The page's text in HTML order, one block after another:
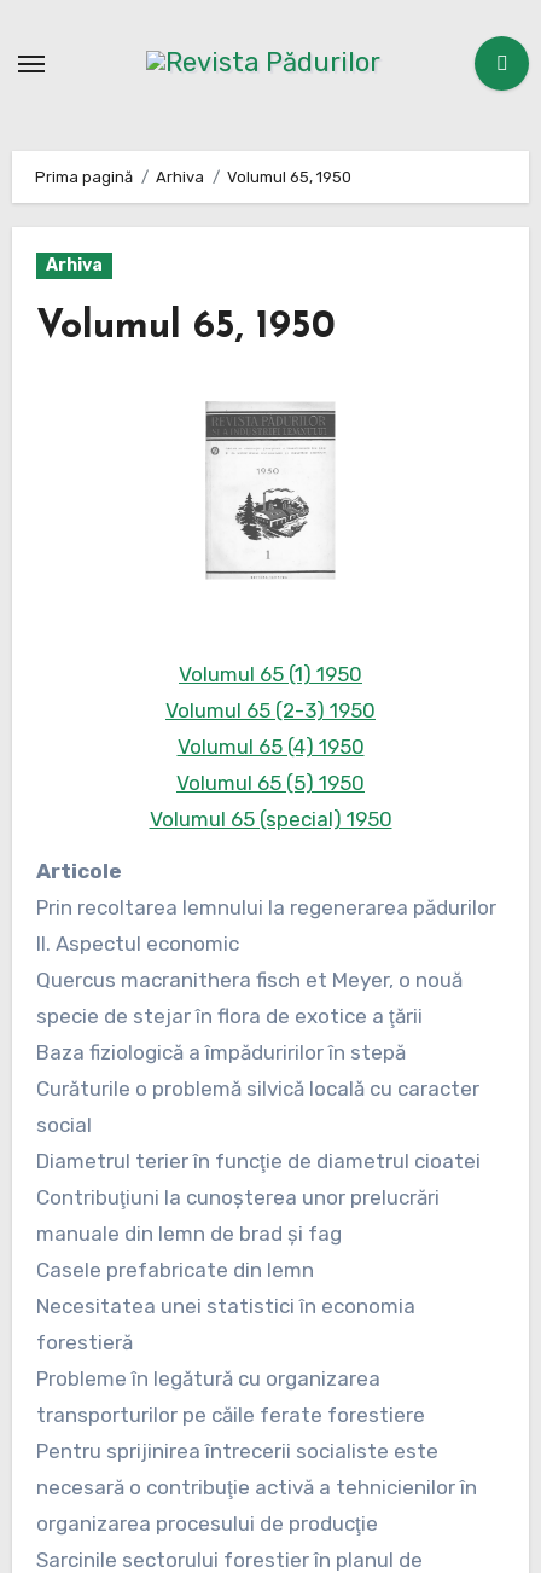
Prima pagină Arhiva Volumul 65, 1950
Arhiva
Volumul 65, 1950
Volumul 65 (1) 1950
Volumul 65 (2-3) 1950
Volumul 65 (4) 1950
Volumul 65 (5) 1950
Volumul 65 (special) 1950
Articole
Prin recoltarea lemnului la regenerarea pădurilor
II. Aspectul economic
Quercus macranithera fisch et Meyer, o nouă
specie de stejar în flora de exotice a ţării
Baza fiziologică a împăduririlor în stepă
Curăturile o problemă silvică locală cu caracter
social
Diametrul terier în funcţie de diametrul cioatei
Contribuţiuni la cunoşterea unor prelucrări
manuale din lemn de brad şi fag
Casele prefabricate din lemn
Necesitatea unei statistici în economia
forestieră
Probleme în legătură cu organizarea
transporturilor pe căile ferate forestiere
Pentru sprijinirea întrecerii socialiste este
necesară o contribuţie activă a tehnicienilor în
organizarea procesului de producţie
Sarcinile sectorului forestier în planul de